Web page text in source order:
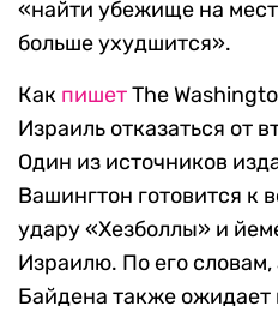
«найти убежище на
больше ухудшится».
Как пишетThe
Израиль отказаться от
Один из источников
Вашингтон готовится к
удару «Хезболлы» и
Израилю. По его
Байдена также ожидает